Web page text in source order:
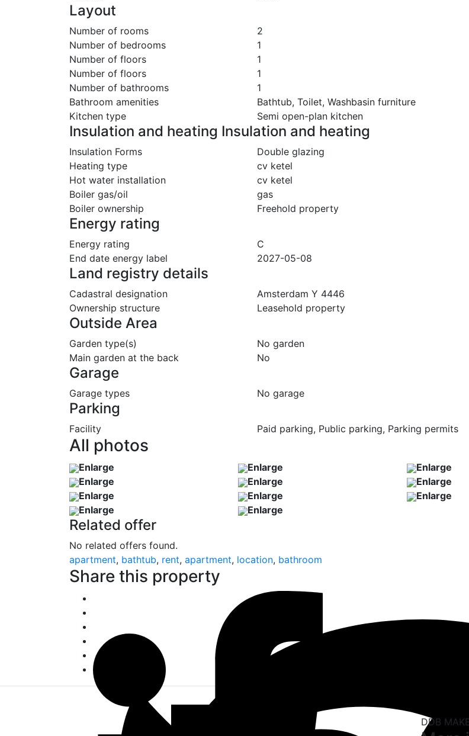
Layout
Number of rooms
2
Number of bedrooms
1
Number of floors
1
Number of floors
1
Number of bathrooms
1
Bathroom amenities
Bathtub, Toilet, Washbasin furniture
Kitchen type
Semi open-plan kitchen
Insulation and heating Insulation and heating
Insulation Forms
Double glazing
Heating type
cv ketel
Hot water installation
cv ketel
Boiler gas/oil
gas
Boiler ownership
Freehold property
Energy rating
Energy rating
C
End date energy label
2027-05-08
Land registry details
Cadastral designation
Amsterdam Y 4446
Ownership structure
Leasehold property
Outside Area
Garden type(s)
No garden
Main garden at the back
No
Garage
Garage types No garage
Parking
Facility Paid parking, Public parking, Parking permits
All photos
Enlarge Enlarge Enlarge
Enlarge
Enlarge Enlarge
Enlarge
Enlarge Enlarge
Enlarge
Enlarge
Related offer
No related offers found.
apartment, bathtub, rent, apartment, location, bathroom
Share this property
DDB